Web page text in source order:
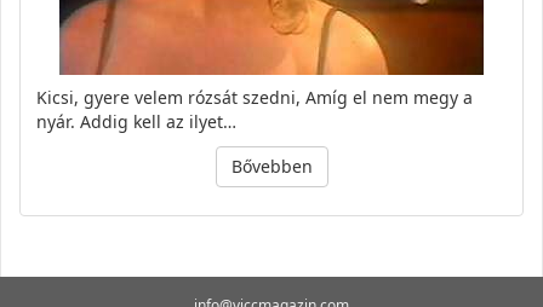
Kicsi, gyere velem rózsát szedni, Amíg el nem megy a
nyár. Addig kell az ilyet…
Bővebben